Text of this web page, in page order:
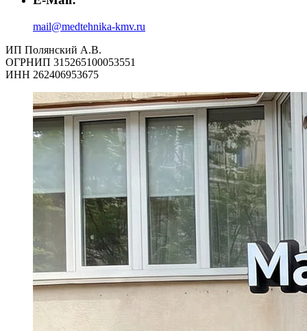
mail@medtehnika-kmv.ru
ИП Полянский А.В.
ОГРНИП 315265100053551
ИНН 262406953675